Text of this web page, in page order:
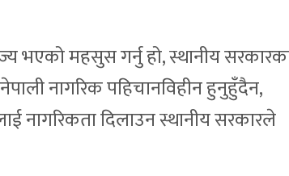
भएको महसुस गर्नु हो, स्थानीय
नागरिक पहिचानविहीन हुनुहुँदैन,
नागरिकता दिलाउन स्थानीय सरकारले